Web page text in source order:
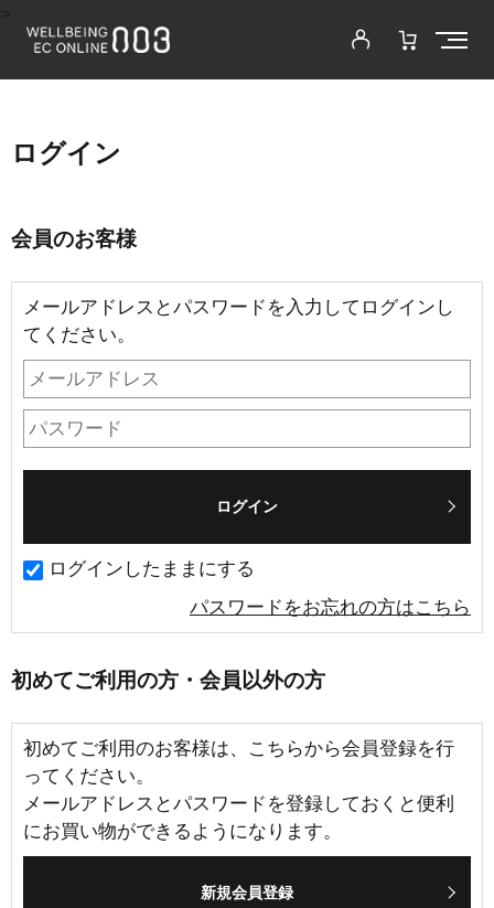
ログイン
会員のお客様
メールアドレスとパスワードを入力してログインし
てください。
ログインしたままにする
パスワードをお忘れの方はこちら
初めてご利用の方・会員以外の方
初めてご利用のお客様は、こちらから会員登録を行
ってください。
メールアドレスとパスワードを登録しておくと便利
にお買い物ができるようになります。